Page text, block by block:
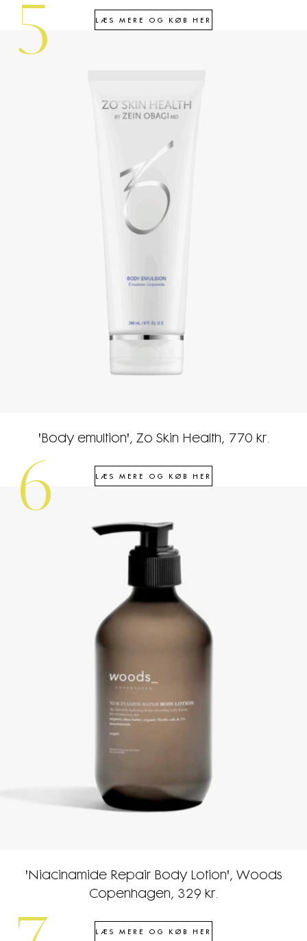
LÆS MERE OG KØB HER
5
'Body emultion', Zo Skin Health, 770 kr.
LÆS MERE OG KØB HER
6
'Niacinamide Repair Body Lotion', Woods
Copenhagen, 329 kr.
LÆS MERE OG KØB HER